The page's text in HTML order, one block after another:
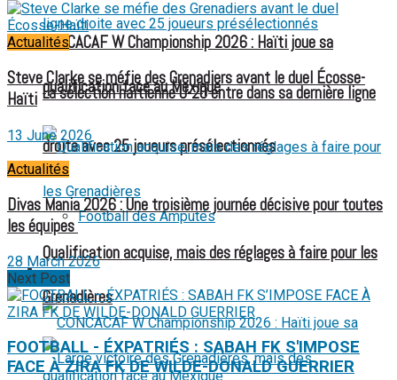
La sélection haïtienne U-20 entre dans sa dernière ligne
droite avec 25 joueurs présélectionnés
Football des Amputés
FOOTBALL FÉMININ
CONCACAF W Championship 2026 : Haïti joue sa
qualification face au Mexique
Qualification acquise, mais des réglages à faire pour les
Grenadières
Actualités
Steve Clarke se méfie des Grenadiers avant le duel Écosse-
Haïti
13 June 2026
Actualités
Divas Mania 2026 : Une troisième journée décisive pour toutes
les équipes
28 March 2026
Next Post
FOOTBALL - ÉXPATRIÉS : SABAH FK S'IMPOSE
FACE À ZIRA FK DE WILDE-DONALD GUERRIER